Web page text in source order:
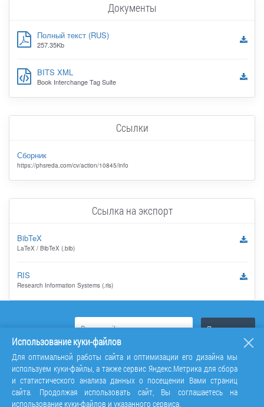
Документы
Полный текст (RUS)
257.35Kb
BITS XML
Book Interchange Tag Suite
Ссылки
Сборник
https://phsreda.com/cv/action/10845/info
Ссылка на экспорт
BibTeX
LaTeX / BibTeX (.bib)
RIS
Research Information Systems (.ris)
Использование куки-файлов
Для оптимальной работы сайта и оптимизации его дизайна мы
используем куки-файлы, а также сервис Яндекс.Метрика для сбора
и статистического анализа данных о посещении Вами страниц
сайта. Продолжая использовать сайт, Вы соглашаетесь на
использование куки-файлов и указанного сервиса.